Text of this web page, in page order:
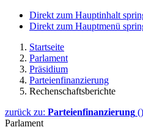
Direkt zum Hauptinhalt
Direkt zum Hauptmenü
Startseite
Parlament
Präsidium
Parteienfinanzierung
Rechenschaftsberichte
zurück zu: Parteienfinanzierung ()
Parlament